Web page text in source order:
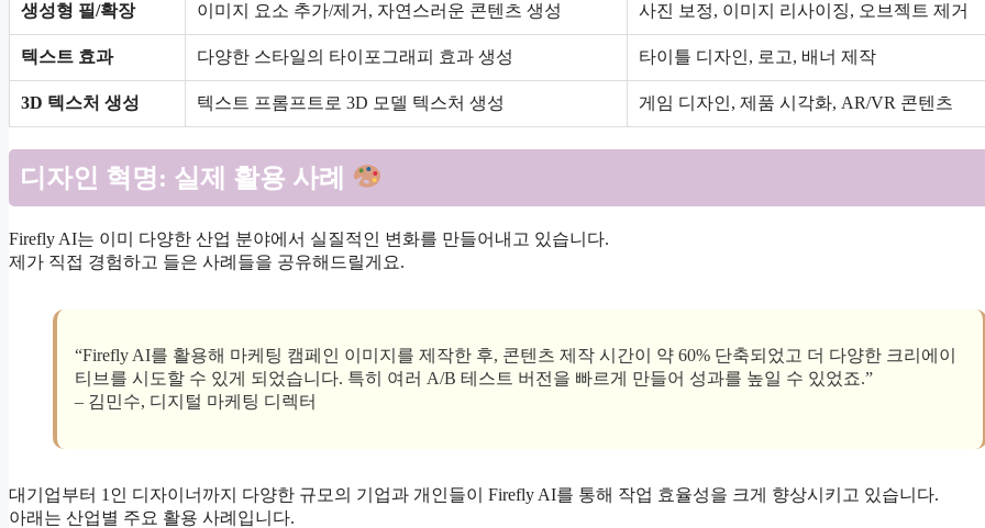
생성형 필/확장 이미지 요소 추가/제거, 자연스러운 콘텐츠 생성 사진 보정, 이미지 리사이징, 오브젝트 제거
텍스트 효과 다양한 스타일의 타이포그래피 효과 생성 타이틀 디자인, 로고, 배너 제작
3D 텍스처 생성 텍스트 프롬프트로 3D 모델 텍스처 생성 게임 디자인, 제품 시각화, AR/VR 콘텐츠
디자인 혁명: 실제 활용 사례
Firefly AI는 이미 다양한 산업 분야에서 실질적인 변화를 만들어내고 있습니다.
제가 직접 경험하고 들은 사례들을 공유해드릴게요.
“Firefly AI를 활용해 마케팅 캠페인 이미지를 제작한 후, 콘텐츠 제작 시간이 약 60% 단축되었고 더 다양한 크리에이
티브를 시도할 수 있게 되었습니다. 특히 여러 A/B 테스트 버전을 빠르게 만들어 성과를 높일 수 있었죠.”
– 김민수, 디지털 마케팅 디렉터
대기업부터 1인 디자이너까지 다양한 규모의 기업과 개인들이 Firefly AI를 통해 작업 효율성을 크게 향상시키고 있습니다.
아래는 산업별 주요 활용 사례입니다.